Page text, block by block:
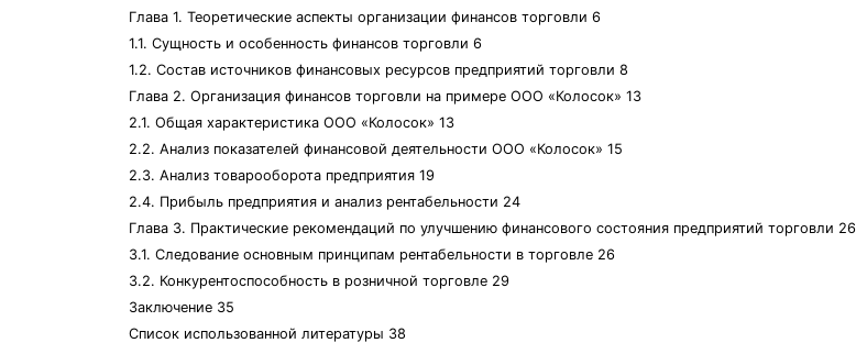
Глава 1. Теоретические аспекты организации финансов торговли 6
1.1. Сущность и особенность финансов торговли 6
1.2. Состав источников финансовых ресурсов предприятий торговли 8
Глава 2. Организация финансов торговли на примере ООО «Колосок» 13
2.1. Общая характеристика ООО «Колосок» 13
2.2. Анализ показателей финансовой деятельности ООО «Колосок» 15
2.3. Анализ товарооборота предприятия 19
2.4. Прибыль предприятия и анализ рентабельности 24
Глава 3. Практические рекомендаций по улучшению финансового состояния предприятий торговли 26
3.1. Следование основным принципам рентабельности в торговле 26
3.2. Конкурентоспособность в розничной торговле 29
Заключение 35
Список использованной литературы 38